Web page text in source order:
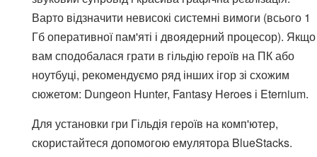
Варто відзначити невисокі системні вимоги (всього 1
Гб оперативної пам'яті і двоядерний процесор). Якщо
вам сподобалася грати в гільдію героїв на ПК або
ноутбуці, рекомендуємо ряд інших ігор зі схожим
сюжетом: Dungeon Hunter, Fantasy Heroes і Eternium.
Для установки гри Гільдія героїв на комп'ютер,
скористайтеся допомогою емулятора BlueStacks.